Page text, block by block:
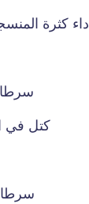
داء كثرة
كتل في